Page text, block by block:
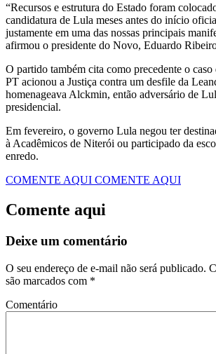
“Recursos e estrutura do Estado foram
candidatura de Lula meses antes do início
justamente em uma das nossas principais
afirmou o presidente do Novo, Eduardo
O partido também cita como precedente o
PT acionou a Justiça contra um desfile da
homenageava Alckmin, então adversário de
presidencial.
Em fevereiro, o governo Lula negou ter
à Acadêmicos de Niterói ou participado da
enredo.
COMENTE AQUI COMENTE AQUI
Comente aqui
Deixe um comentário
O seu endereço de e-mail não será publicado.
são marcados com *
Comentário